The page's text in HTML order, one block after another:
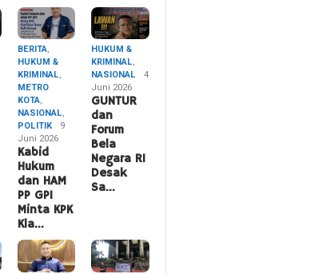
BERITA,
HUKUM &
KRIMINAL,
METRO
KOTA,
NASIONAL,
POLITIK
9
Juni 2026
Kabid
Hukum
dan HAM
PP GPI
Minta KPK
Kla…
HUKUM &
KRIMINAL,
NASIONAL
4
Juni 2026
GUNTUR
dan
Forum
Bela
Negara RI
Desak
Sa…